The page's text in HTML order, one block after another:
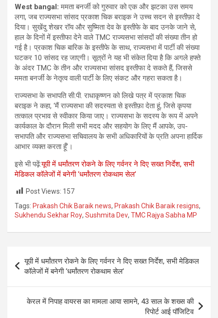
West bangal:ममता बनर्जी को गुरुवार को एक और झटका उस समय
लगा, जब राज्यसभा सांसद प्रकाश चिक बराइक ने उच्च सदन से इस्तीफ़ा दे
दिया। सुखेंदु शेखर रॉय और सुष्मिता देव के इस्तीफे के बाद उनके जाने से,
हाल के दिनों में इस्तीफा देने वाले TMC राज्यसभा सांसदों की संख्या तीन हो
गई है। प्रकाश चिक बारिक के इस्तीफे के साथ, राज्यसभा में पार्टी की संख्या
घटकर 10 सांसद रह जाएगी। सूत्रों ने यह भी संकेत दिया है कि अगले हफ्ते
के अंदर TMC के तीन और राज्यसभा सांसद इस्तीफा दे सकते हैं, जिससे
ममता बनर्जी के नेतृत्व वाली पार्टी के लिए संकट और गहरा सकता है।
राज्यसभा के सभापति सी.पी. राधाकृष्णन को लिखे पत्र में प्रकाश चिक
बराइक ने कहा, ‘मैं राज्यसभा की सदस्यता से इस्तीफ़ा देता हूं, जिसे कृपया
तत्काल प्रभाव से स्वीकार किया जाए। राज्यसभा के सदस्य के रूप में अपने
कार्यकाल के दौरान मिली सभी मदद और सहयोग के लिए मैं आपके, उप-
सभापति और राज्यसभा सचिवालय के सभी अधिकारियों के प्रति अपना हार्दिक
आभार व्यक्त करता हूँ’।
इसे भी पढ़ें:यूपी में धर्मांतरण रोकने के लिए गर्वनर ने दिए सख्त निर्देश, सभी
मेडिकल कॉलेजों में बनेगी ‘धर्मांतरण रोकथाम सेल’
Post Views: 157
Tags: Prakash Chik Baraik news, Prakash Chik Baraik resigns,
Sukhendu Sekhar Roy, Sushmita Dev, TMC Rajya Sabha MP
Post
navigation
यूपी में धर्मांतरण रोकने के लिए गर्वनर ने दिए सख्त निर्देश, सभी मेडिकल
कॉलेजों में बनेगी ‘धर्मांतरण रोकथाम सेल’
केरल में निपाह वायरस का मामला आया सामने, 43 साल के शख्स की
रिपोर्ट आई पॉजिटिव